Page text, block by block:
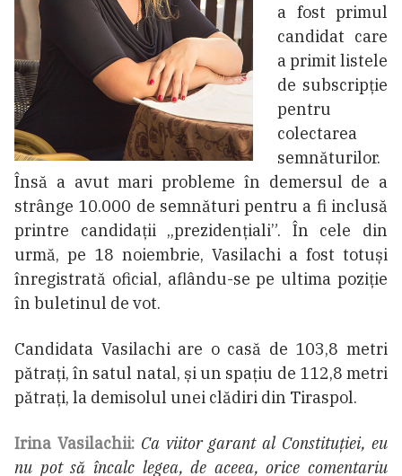
a fost primul
candidat care
a primit listele
de subscripție
pentru
colectarea
semnăturilor.
Însă a avut mari probleme în demersul de a
strânge 10.000 de semnături pentru a fi inclusă
printre candidații „prezidențiali”. În cele din
urmă, pe 18 noiembrie, Vasilachi a fost totuși
înregistrată oficial, aflându-se pe ultima poziție
în buletinul de vot.
Candidata Vasilachi are o casă de 103,8 metri
pătrați, în satul natal, și un spațiu de 112,8 metri
pătrați, la demisolul unei clădiri din Tiraspol.
Irina Vasilachii: Ca viitor garant al Constituției, eu
nu pot să încalc legea, de aceea, orice comentariu